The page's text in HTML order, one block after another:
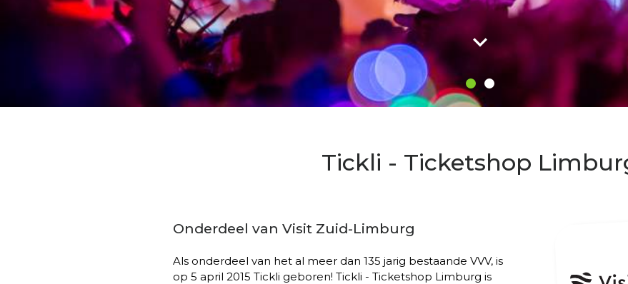
Tickli - Ticketshop
Onderdeel van Visit Zuid-Limburg
Als onderdeel van het al meer dan 135 jarig bestaande VVV, is
op 5 april 2015 Tickli geboren! Tickli - Ticketshop Limburg is